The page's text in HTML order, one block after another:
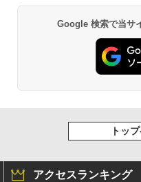
Google 検索で当サ
トッ
アクセスランキング